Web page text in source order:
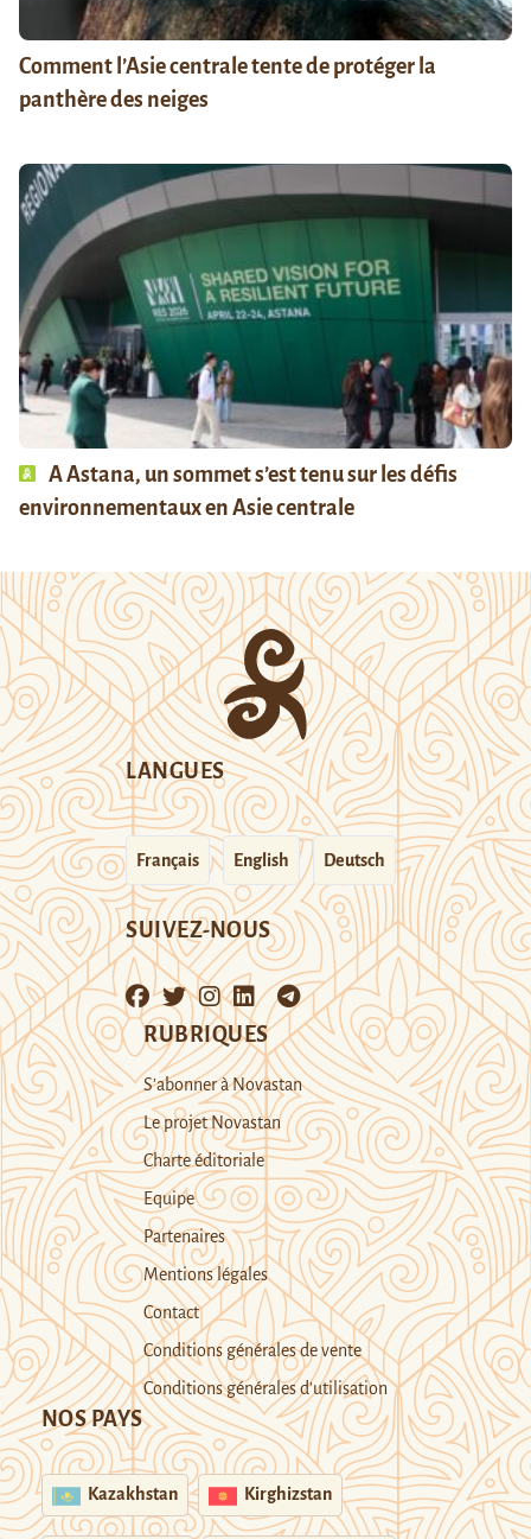
Comment l’Asie centrale tente de protéger la
panthère des neiges
A Astana, un sommet s’est tenu sur les défis
environnementaux en Asie centrale
LANGUES
Français English Deutsch
SUIVEZ-NOUS
RUBRIQUES
S’abonner à Novastan
Le projet Novastan
Charte éditoriale
Equipe
Partenaires
Mentions légales
Contact
Conditions générales de vente
Conditions générales d’utilisation
NOS PAYS
Kazakhstan Kirghizstan